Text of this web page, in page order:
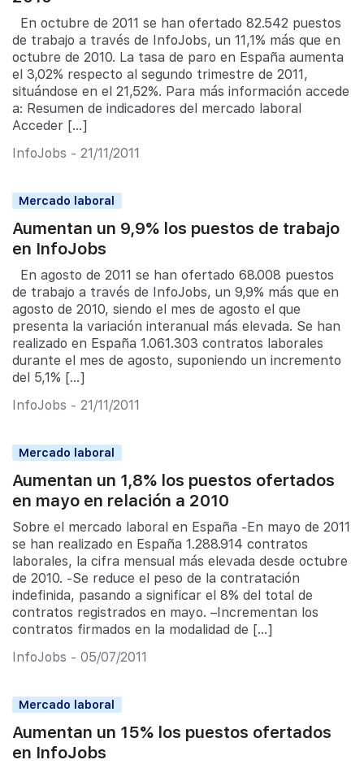
En octubre de 2011 se han ofertado 82.542 puestos
de trabajo a través de InfoJobs, un 11,1% más que en
octubre de 2010. La tasa de paro en España aumenta
el 3,02% respecto al segundo trimestre de 2011,
situándose en el 21,52%. Para más información accede
a: Resumen de indicadores del mercado laboral
Acceder […]
InfoJobs - 21/11/2011
Mercado laboral
Aumentan un 9,9% los puestos de trabajo
en InfoJobs
En agosto de 2011 se han ofertado 68.008 puestos
de trabajo a través de InfoJobs, un 9,9% más que en
agosto de 2010, siendo el mes de agosto el que
presenta la variación interanual más elevada. Se han
realizado en España 1.061.303 contratos laborales
durante el mes de agosto, suponiendo un incremento
del 5,1% […]
InfoJobs - 21/11/2011
Mercado laboral
Aumentan un 1,8% los puestos ofertados
en mayo en relación a 2010
Sobre el mercado laboral en España -En mayo de 2011
se han realizado en España 1.288.914 contratos
laborales, la cifra mensual más elevada desde octubre
de 2010. -Se reduce el peso de la contratación
indefinida, pasando a significar el 8% del total de
contratos registrados en mayo. –Incrementan los
contratos firmados en la modalidad de […]
InfoJobs - 05/07/2011
Mercado laboral
Aumentan un 15% los puestos ofertados
en InfoJobs